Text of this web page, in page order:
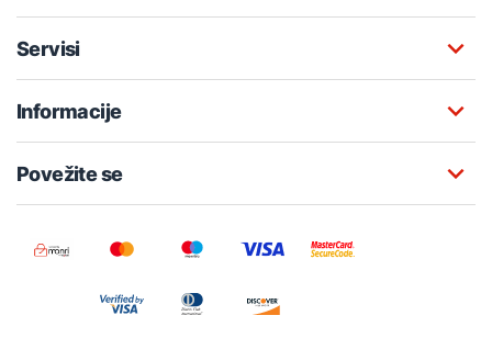
Servisi
Informacije
Povežite se